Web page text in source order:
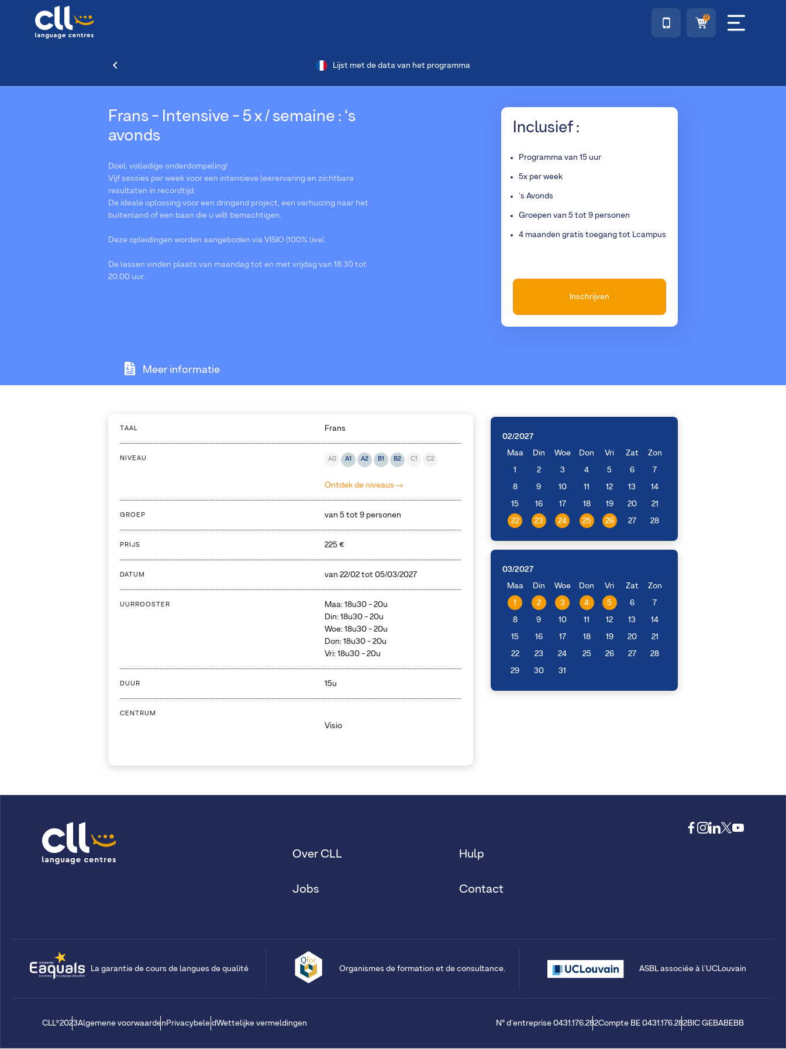
0
Lijst met de data van het programma
Frans - Intensive - 5 x / semaine : ‘s
avonds
Doel: volledige onderdompeling!
Vijf sessies per week voor een intensieve leerervaring en zichtbare
resultaten in recordtijd.
De ideale oplossing voor een dringend project, een verhuizing naar het
buitenland of een baan die u wilt bemachtigen.
Deze opleidingen worden aangeboden via VISIO (100% live).
De lessen vinden plaats van maandag tot en met vrijdag van 18.30 tot
20.00 uur.
Inclusief :
Programma van 15 uur
5x per week
's Avonds
Groepen van 5 tot 9 personen
4 maanden gratis toegang tot Lcampus
Inschrijven
Meer informatie
TAAL Frans
NIVEAU A0 A1 A2 B1 B2 C1 C2
Ontdek de niveaus
GROEP van 5 tot 9 personen
PRIJS 225 €
DATUM van22/02 tot05/03/2027
02/2027
Maa
Din Woe Don Vri Zat Zon
1 2 3 4 5 6 7
8 9 10 11 12 13 14
15 16 17 18 19 20 21
22 23 24 25 26 27 28
03/2027
Maa
Din Woe Don Vri Zat Zon
1 2 3 4 5 6 7
8 9 10 11 12 13 14
15 16 17 18 19 20 21
22 23 24 25 26 27 28
29 30 31
UURROOSTER
Maa: 18u30 - 20u
Din: 18u30 - 20u
Woe: 18u30 - 20u
Don: 18u30 - 20u
Vri: 18u30 - 20u
DUUR 15u
CENTRUM
Visio
Over CLL
Jobs
Hulp
Contact
La garantie de cours de langues de qualité Organismes de formation et de consultance. ASBL associée à l'UCLouvain
CLL®2023Algemene voorwaarden PrivacybeleidWettelijke vermeldingen N° d'entreprise 0431.176.282Compte BE 0431.176.282BIC GEBABEBB